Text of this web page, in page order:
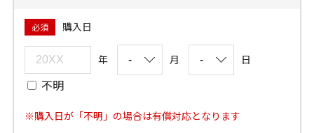
必須 購入日
年 月 日
不明
※購入日が「不明」の場合は有償対応となります